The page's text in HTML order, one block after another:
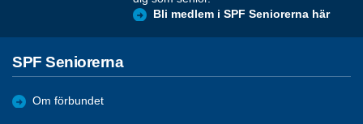
Bli medlem i SPF Seniorerna här
SPF Seniorerna
Om förbundet